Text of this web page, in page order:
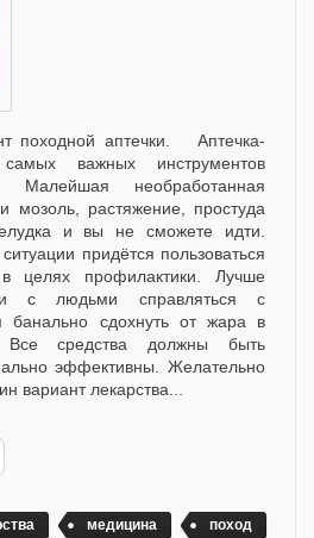
важных инструментов
Малейшая необработанная
мозоль, растяжение, простуда
и вы не сможете идти.
придётся пользоваться
целях профилактики. Лучше
с людьми справляться с
банально сдохнуть от жара в
Все средства должны быть
эффективны. Желательно
вариант лекарства...
медицина поход